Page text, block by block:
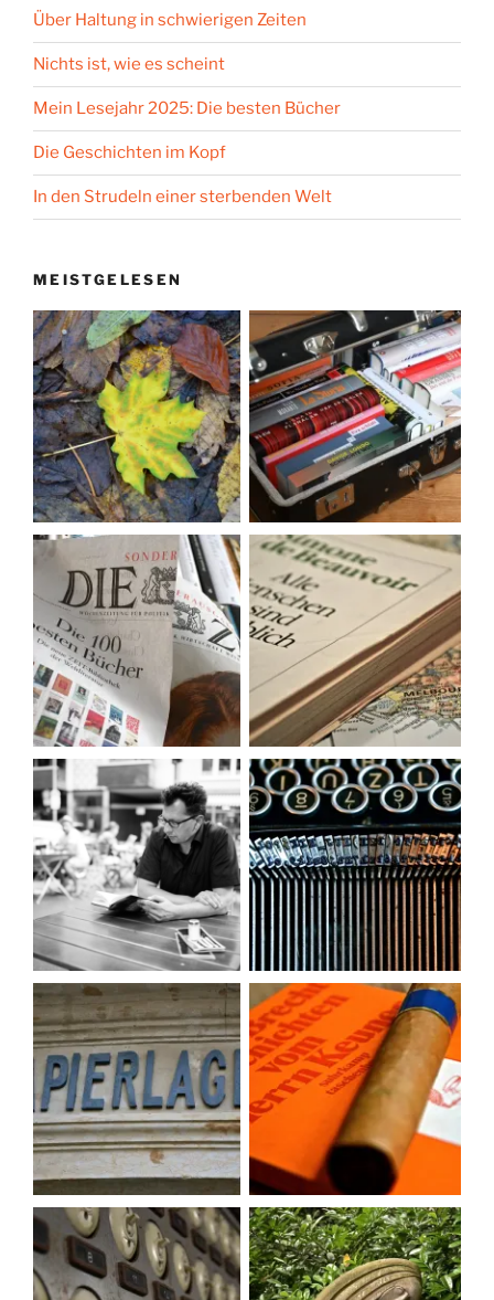
Über Haltung in schwierigen Zeiten
Nichts ist, wie es scheint
Mein Lesejahr 2025: Die besten Bücher
Die Geschichten im Kopf
In den Strudeln einer sterbenden Welt
MEISTGELESEN